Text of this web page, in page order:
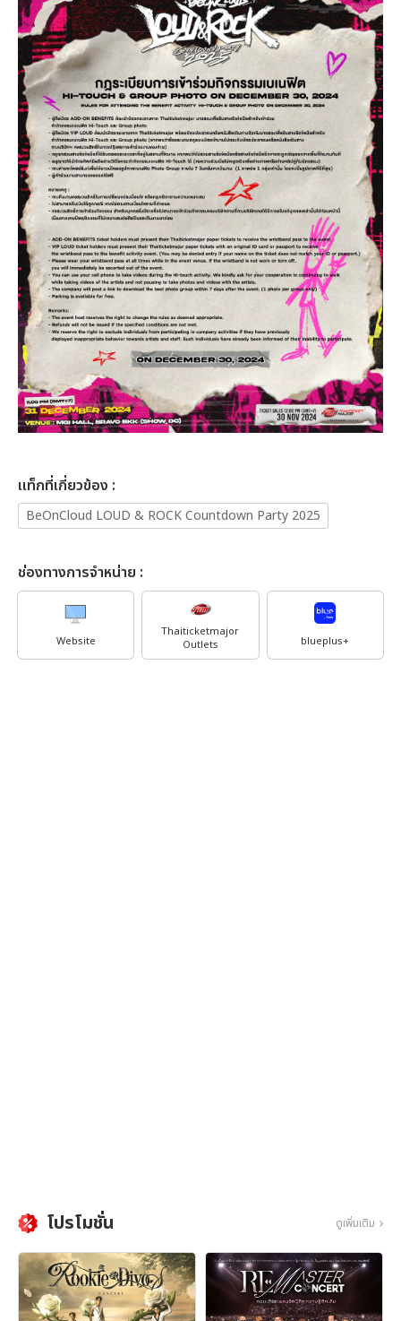
เเท็กที่เกี่ยวข้อง :
BeOnCloud LOUD & ROCK Countdown Party 2025
ช่องทางการจำหน่าย :
Website
Thaiticketmajor
Outlets
blueplus+
โปรโมชั่น ดูเพิ่มเติม